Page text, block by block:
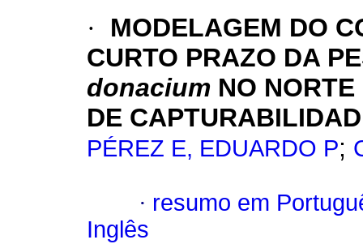
·
MODELAGEM DO
CURTO PRAZO DA
donacium NO
DE
PÉREZ E, EDUARDO P;
· resumo em
Inglês